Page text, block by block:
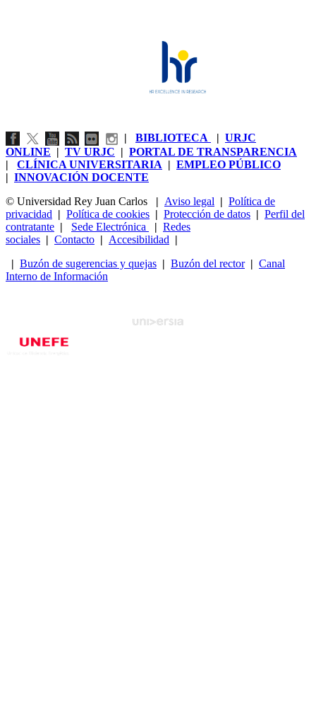
| BIBLIOTECA | URJC
ONLINE | TV URJC | PORTAL DE TRANSPARENCIA
| CLÍNICA UNIVERSITARIA | EMPLEO PÚBLICO
| INNOVACIÓN DOCENTE
© Universidad Rey Juan Carlos
| Aviso legal | Política de
privacidad | Política de cookies | Protección de datos | Perfil del
contratante | Sede Electrónica | Redes
sociales | Contacto | Accesibilidad |
| Buzón de sugerencias y quejas | Buzón del rector| Canal
Interno de Información